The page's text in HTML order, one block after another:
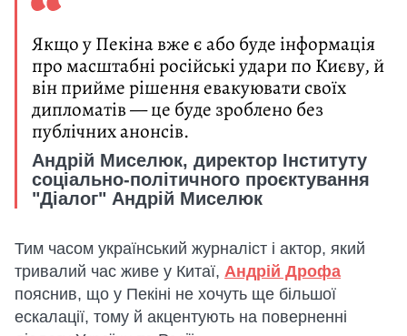
Якщо у Пекіна вже є або буде інформація
про масштабні російські удари по Києву, й
він прийме рішення евакуювати своїх
дипломатів — це буде зроблено без
публічних анонсів.
Андрій Миселюк, директор Інституту
соціально-політичного проєктування
"Діалог" Андрій Миселюк
Тим часом український журналіст і актор, який
тривалий час живе у Китаї, Андрій Дрофа
пояснив, що у Пекіні не хочуть ще більшої
ескалації, тому й акцентують на поверненні